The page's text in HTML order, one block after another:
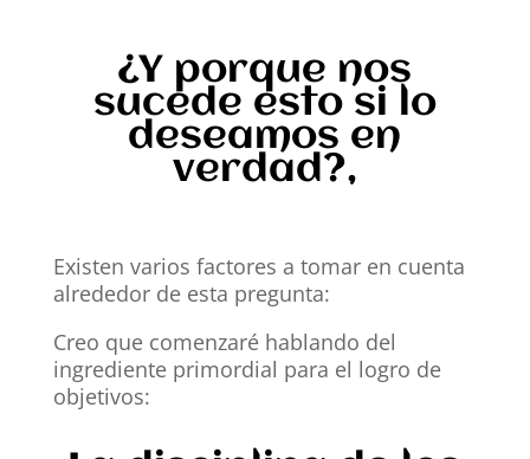
¿Y porque nos
sucede esto si lo
deseamos en
verdad?,
Existen varios factores a tomar en cuenta
alrededor de esta pregunta:
Creo que comenzaré hablando del
ingrediente primordial para el logro de
objetivos: